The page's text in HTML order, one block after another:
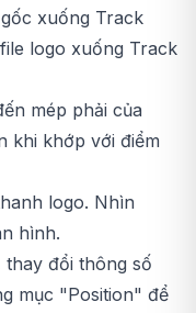
xuống Track
logo xuống Track
mép phải của
khi khớp với điểm
logo. Nhìn
hình.
thay đổi thông số
mục "Position" để